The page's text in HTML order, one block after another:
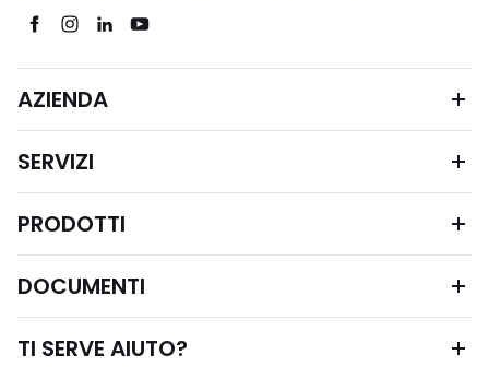
AZIENDA
SERVIZI
PRODOTTI
DOCUMENTI
TI SERVE AIUTO?